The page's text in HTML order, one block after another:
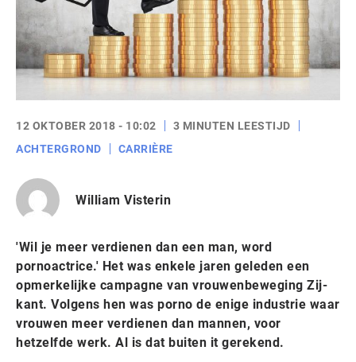
12 OKTOBER 2018 - 10:02
3 MINUTEN LEESTIJD
ACHTERGROND
CARRIÈRE
William Visterin
'Wil je meer verdienen dan een man, word
pornoactrice.' Het was enkele jaren geleden een
opmerkelijke campagne van vrouwenbeweging Zij-
kant. Volgens hen was porno de enige industrie waar
vrouwen meer verdienen dan mannen, voor
hetzelfde werk. Al is dat buiten it gerekend.